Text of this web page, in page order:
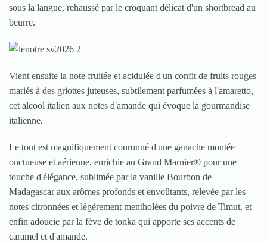
sous la langue, rehaussé par le croquant délicat d'un shortbread au
beurre.
Vient ensuite la note fruitée et acidulée d'un confit de fruits rouges
mariés à des griottes juteuses, subtilement parfumées à l'amaretto,
cet alcool italien aux notes d'amande qui évoque la gourmandise
italienne.
Le tout est magnifiquement couronné d'une ganache montée
onctueuse et aérienne, enrichie au Grand Marnier® pour une
touche d'élégance, sublimée par la vanille Bourbon de
Madagascar aux arômes profonds et envoûtants, relevée par les
notes citronnées et légèrement mentholées du poivre de Timut, et
enfin adoucie par la fève de tonka qui apporte ses accents de
caramel et d'amande.